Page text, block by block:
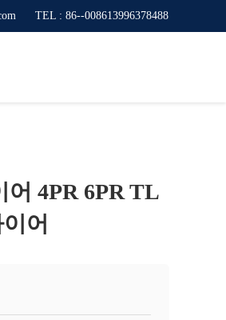
TEL : 86--008613996378488
어 4PR 6PR TL
어